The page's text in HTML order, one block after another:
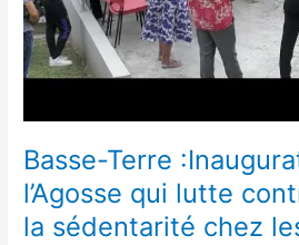
Basse-Terre
l’Agosse qui lutte
la sédentarité chez
et
la
sédentarité